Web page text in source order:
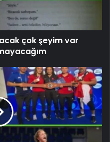
çok şeyim var